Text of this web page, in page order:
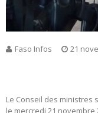
Faso Infos 21
Le Conseil des ministres